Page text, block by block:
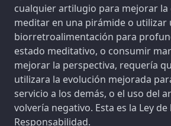
cualquier artilugio para mejorar la
meditar en una pirámide o utilizar
biorretroalimentación para
estado meditativo, o consumir
mejorar la perspectiva, requería
utilizara la evolución mejorada
servicio a los demás, o el uso del
volvería negativo. Esta es la Ley de
Responsabilidad.